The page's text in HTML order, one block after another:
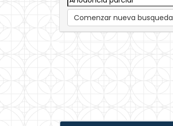
Comenzar nueva busqueda